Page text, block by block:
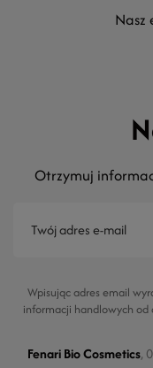
Otrzymuj
Wpisując adres email
informacji handlowych od
Fenari Bio Cosmetics,